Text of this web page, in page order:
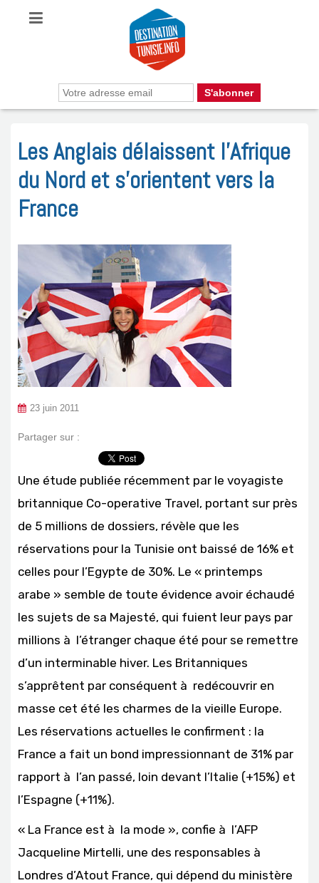
Les Anglais délaissent l’Afrique
du Nord et s’orientent vers la
France
23 juin 2011
Partager sur :
Une étude publiée récemment par le voyagiste
britannique Co-operative Travel, portant sur près
de 5 millions de dossiers, révèle que les
réservations pour la Tunisie ont baissé de 16% et
celles pour l’Egypte de 30%. Le « printemps
arabe » semble de toute évidence avoir échaudé
les sujets de sa Majesté, qui fuient leur pays par
millions à l’étranger chaque été pour se remettre
d’un interminable hiver. Les Britanniques
s’apprêtent par conséquent à redécouvrir en
masse cet été les charmes de la vieille Europe.
Les réservations actuelles le confirment : la
France a fait un bond impressionnant de 31% par
rapport à l’an passé, loin devant l’Italie (+15%) et
l’Espagne (+11%).
« La France est à la mode », confie à l’AFP
Jacqueline Mirtelli, une des responsables à
Londres d’Atout France, qui dépend du ministère